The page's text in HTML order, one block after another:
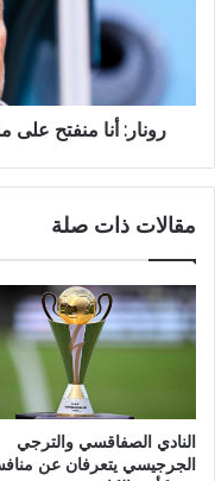
رونار: أنا منفتح على
مقالات ذات صلة
النادي الصفاقسي والترجي
الجرجيسي يتعرفان عن